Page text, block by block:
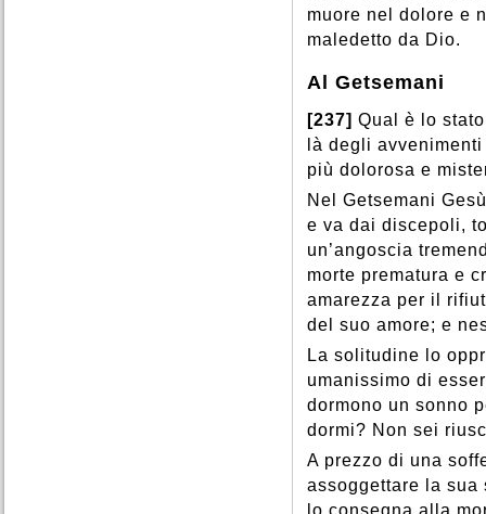
muore nel dolore e
maledetto da Dio.
Al Getsemani
[237] Qual è lo
là degli
più dolorosa e
Nel Getsemani
e va dai discepoli,
un’angoscia
morte prematura e
amarezza per il
del suo amore; e
La solitudine lo
umanissimo di
dormono un sonno
dormi? Non sei
A prezzo di una
assoggettare la
lo consegna alla